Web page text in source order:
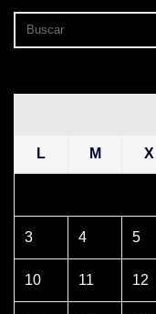
L M X
3 4 5
10 11 12